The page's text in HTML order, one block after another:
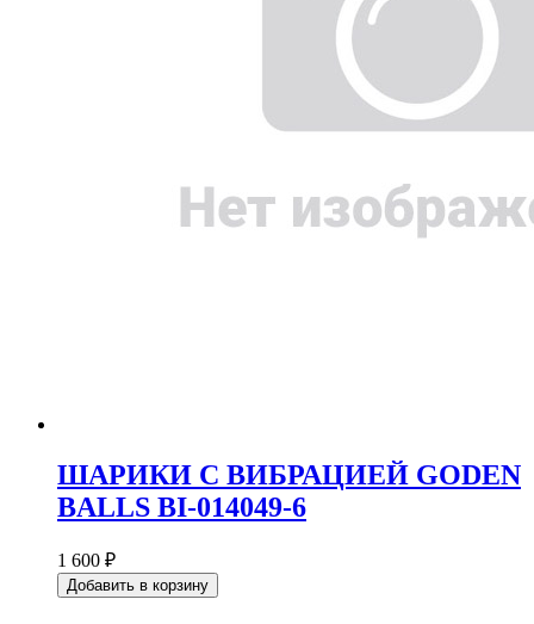
ШАРИКИ С ВИБРАЦИЕЙ GODEN
BALLS BI-014049-6
1 600 ₽
Добавить в корзину